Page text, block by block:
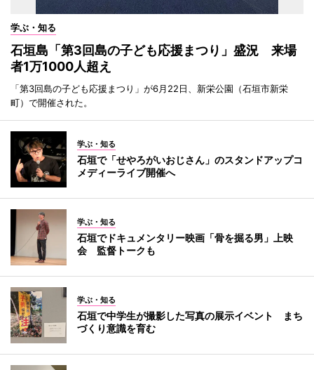
学ぶ・知る
石垣島「第3回島の子ども応援まつり」盛況 来場
者1万1000人超え
「第3回島の子ども応援まつり」が6月22日、新栄公園（石垣市新栄
町）で開催された。
学ぶ・知る
石垣で「せやろがいおじさん」のスタンドアップコ
メディーライブ開催へ
学ぶ・知る
石垣でドキュメンタリー映画「骨を掘る男」上映
会 監督トークも
学ぶ・知る
石垣で中学生が撮影した写真の展示イベント まち
づくり意識を育む